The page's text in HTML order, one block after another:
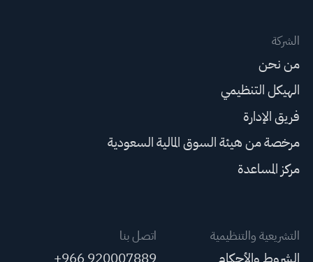
الشركة
من نحن
الهيكل التنظيمي
فريق الإدارة
مرخصة من هيئة السوق المالية السعودية
مركز المساعدة
التشريعية والتنظيمية اتصل بنا